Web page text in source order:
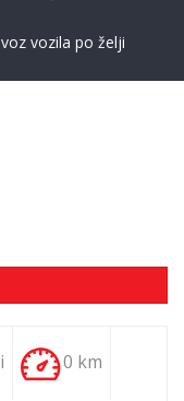
vozila po želji
0 km